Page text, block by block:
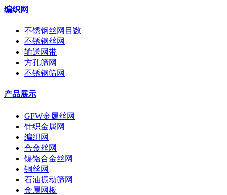
编织网
不锈钢丝网目数
不锈钢丝网
输送网带
方孔筛网
不锈钢筛网
产品展示
GFW金属丝网
针织金属网
编织网
合金丝网
镍铬合金丝网
铜丝网
石油振动筛网
金属网板